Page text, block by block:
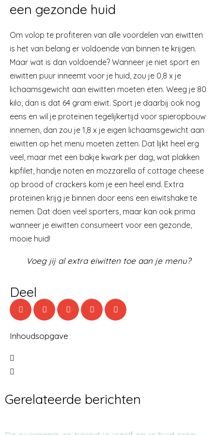
een gezonde huid
Om volop te profiteren van alle voordelen van eiwitten
is het van belang er voldoende van binnen te krijgen.
Maar wat is dan voldoende? Wanneer je niet sport en
eiwitten puur inneemt voor je huid, zou je 0,8 x je
lichaamsgewicht aan eiwitten moeten eten. Weeg je 80
kilo, dan is dat 64 gram eiwit. Sport je daarbij ook nog
eens en wil je proteïnen tegelijkertijd voor spieropbouw
innemen, dan zou je 1,8 x je eigen lichaamsgewicht aan
eiwitten op het menu moeten zetten. Dat lijkt heel erg
veel, maar met een bakje kwark per dag, wat plakken
kipfilet, handje noten en mozzarella of cottage cheese
op brood of crackers kom je een heel eind. Extra
proteïnen krijg je binnen door eens een eiwitshake te
nemen. Dat doen veel sporters, maar kan ook prima
wanneer je eiwitten consumeert voor een gezonde,
mooie huid!
Voeg jij al extra eiwitten toe aan je menu?
Deel
Inhoudsopgave
Gerelateerde berichten